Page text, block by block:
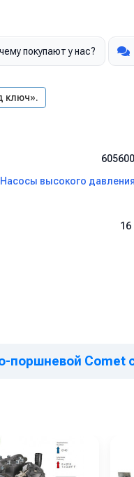
покупают у нас?
ключ».
Насосы высокого
16
поршневой Comet